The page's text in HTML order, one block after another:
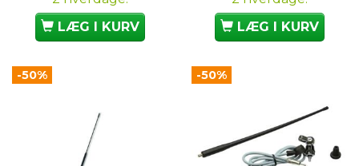
LÆG I KURV
LÆG I KURV
-50% -50%